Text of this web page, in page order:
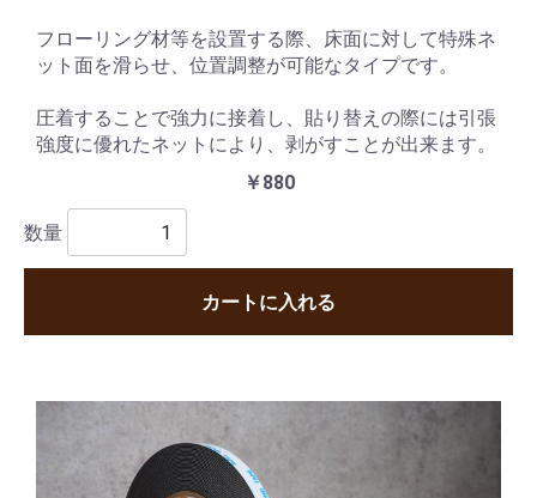
フローリング材等を設置する際、床面に対して特殊ネ
ット面を滑らせ、位置調整が可能なタイプです。
圧着することで強力に接着し、貼り替えの際には引張
強度に優れたネットにより、剥がすことが出来ます。
￥880
数量
カートに入れる